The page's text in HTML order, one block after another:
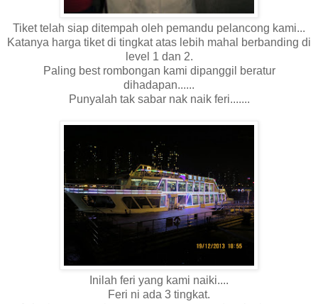
Tiket telah siap ditempah oleh pemandu pelancong kami...
Katanya harga tiket di tingkat atas lebih mahal berbanding di
level 1 dan 2.
Paling best rombongan kami dipanggil beratur
dihadapan......
Punyalah tak sabar nak naik feri.......
Inilah feri yang kami naiki....
Feri ni ada 3 tingkat.